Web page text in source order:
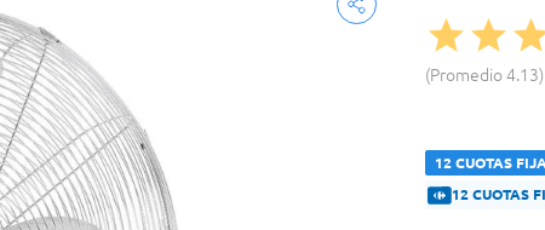
Promedio4.13
12 CUOTAS
12 CUOTAS